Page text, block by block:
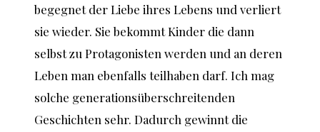
begegnet der Liebe ihres Lebens und verliert
sie wieder. Sie bekommt Kinder die dann
selbst zu Protagonisten werden und an deren
Leben man ebenfalls teilhaben darf. Ich mag
solche generationsüberschreitenden
Geschichten sehr. Dadurch gewinnt die